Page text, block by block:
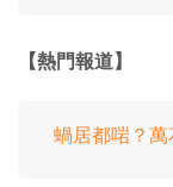
【熱門報道】
蝸居都啱？萬